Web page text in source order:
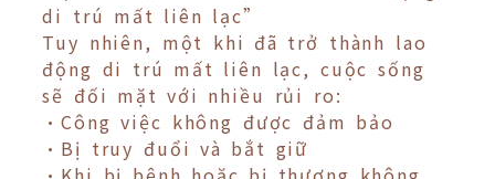
di trú mất liên lạc”
Tuy nhiên, một khi đã trở thành lao
động di trú mất liên lạc, cuộc sống
sẽ đối mặt với nhiều rủi ro:
•Công việc không được đảm bảo
•Bị truy đuổi và bắt giữ